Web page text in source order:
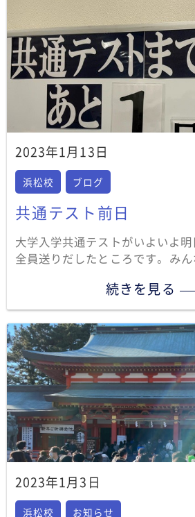
2023年1月13日
浜松校 ブログ
共通テスト前日
大学入学共通テストがいよいよ明
全員送りだしたところです。 み
続きを見る
2023年1月3日
浜松校 お知らせ